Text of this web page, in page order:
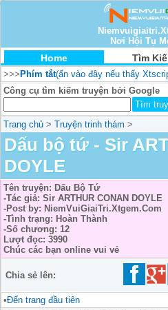
Nơi Hội Tụ
Home Tìm
>>>Phím tắt(ấn vào đây nếu thấy
Công cụ tìm kiếm truyện bởi Google
Trang chủ > Truyện trinh thám >
Dấu bộ tứ - Sir
DOYLE
Tên truyện: Dấu Bộ Tứ
-Tác giả: Sir ARTHUR CONAN DOYLE
-Post by: NiemVuiGiaiTri.Xtgem.Com
-Tình trạng: Hoàn Thành
-Số chương: 12
Lượt đọc: 3990
Chúc các bạn online vui vẻ
Chia sẻ lên:
•Đến trang đầu tiên